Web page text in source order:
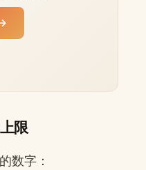
限
数字：